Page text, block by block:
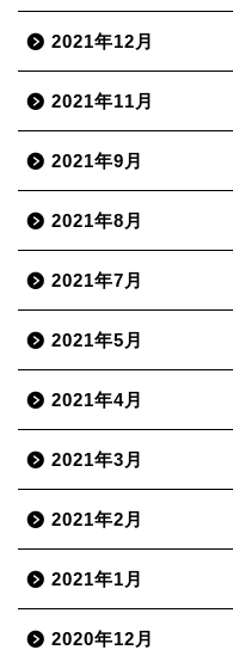
2021年12月
2021年11月
2021年9月
2021年8月
2021年7月
2021年5月
2021年4月
2021年3月
2021年2月
2021年1月
2020年12月